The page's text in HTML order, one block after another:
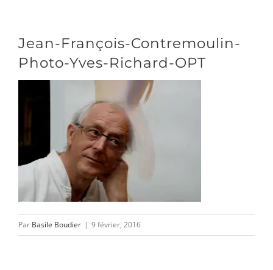
contenu
Toggle
VENIR
NOUS SUIVRE
L’ASSOCIATION
Jean-François-Contremoulin-
Photo-Yves-Richard-OPT
Par Basile Boudier | 9 février, 2016